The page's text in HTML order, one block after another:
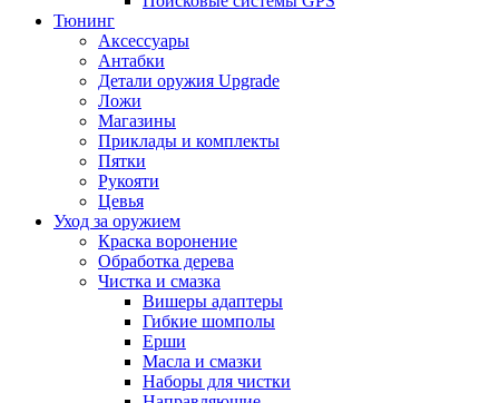
Тюнинг
Аксессуары
Антабки
Детали оружия Upgrade
Ложи
Магазины
Приклады и комплекты
Пятки
Рукояти
Цевья
Уход за оружием
Краска воронение
Обработка дерева
Чистка и смазка
Вишеры адаптеры
Гибкие шомполы
Ерши
Масла и смазки
Наборы для чистки